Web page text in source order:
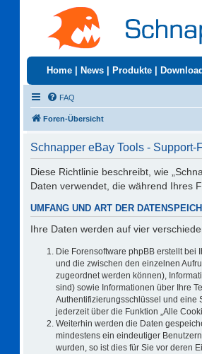
Home News Produkte Download
FAQ
Foren-Übersicht
Schnapper eBay Tools -
Diese Richtlinie beschreibt, wie
Daten verwendet, die während Ihres
UMFANG UND ART DER
Ihre Daten werden auf vier
Die Forensoftware phpBB erstellt
und die zwischen den einzelnen
zugeordnet werden können),
sind) sowie Informationen über Ihre
Authentifizierungsschlüssel und eine
jederzeit über die Funktion „Alle
Weiterhin werden die Daten
mindestens ein eindeutiger
wurden, so ist dies für Sie vor deren